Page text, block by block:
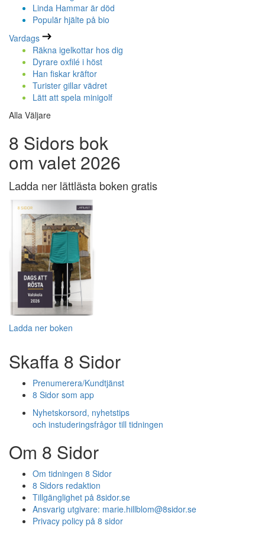
Linda Hammar är död
Populär hjälte på bio
Vardags
Räkna igelkottar hos dig
Dyrare oxfilé i höst
Han fiskar kräftor
Turister gillar vädret
Lätt att spela minigolf
Alla Väljare
8 Sidors bok
om valet 2026
Ladda ner lättlästa boken gratis
Ladda ner boken
Skaffa 8 Sidor
Prenumerera/Kundtjänst
8 Sidor som app
Nyhetskorsord, nyhetstips
och instuderingsfrågor till tidningen
Om 8 Sidor
Om tidningen 8 Sidor
8 Sidors redaktion
Tillgänglighet på 8sidor.se
Ansvarig utgivare: marie.hillblom@8sidor.se
Privacy policy på 8 sidor